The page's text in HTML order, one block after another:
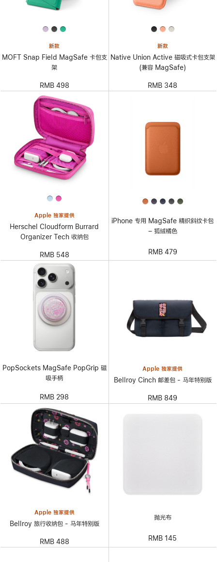
新款
MOFT Snap Field MagSafe 卡包支
架
RMB 498
新款
Native Union Active 磁吸式卡包支架
(兼容 MagSafe)
RMB 348
Apple 独家提供
Herschel Cloudform Burrard
Organizer Tech 收纳包
RMB 548
iPhone 专用 MagSafe 精织斜纹卡包
– 狐绒橘色
RMB 479
PopSockets MagSafe PopGrip 磁
吸手柄
RMB 298
Apple 独家提供
Bellroy Cinch 邮差包 - 马年特别版
RMB 849
Apple 独家提供
Bellroy 旅行收纳包 - 马年特别版
RMB 488
抛光布
RMB 145